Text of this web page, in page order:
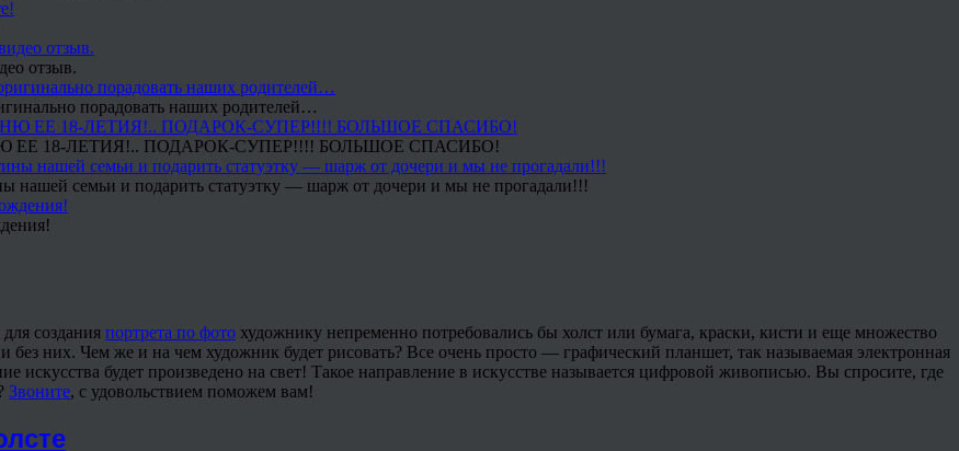
отзыв.
порадовать наших родителей…
18-ЛЕТИЯ!.. ПОДАРОК-СУПЕР!!!! БОЛЬШОЕ СПАСИБО!
нашей семьи и подарить статуэтку — шарж от дочери и мы не прогадали!!!
создания портрета по фото художнику непременно потребовались бы холст или бумага, краски, кисти и еще множество
без них. Чем же и на чем художник будет рисовать? Все очень просто — графический планшет, так называемая электронная
искусства будет произведено на свет! Такое направление в искусстве называется цифровой живописью. Вы спросите, где
Звоните, с удовольствием поможем вам!